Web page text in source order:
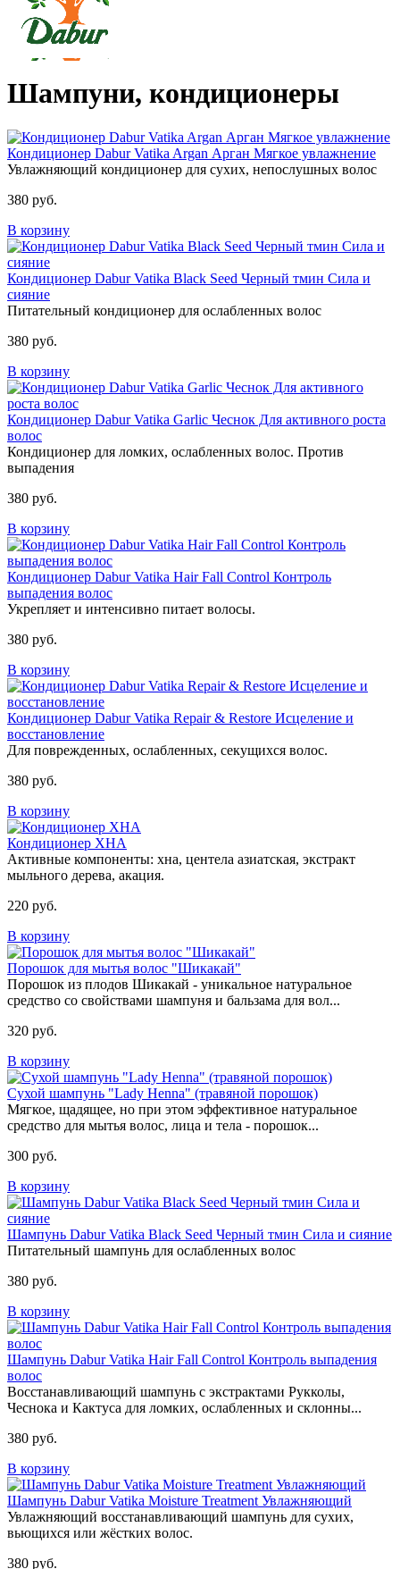
Шампуни, кондиционеры
Кондиционер Dabur Vatika Argan Арган Мягкое увлажнение
Увлажняющий кондиционер для сухих, непослушных волос
380 руб.
В корзину
Кондиционер Dabur Vatika Black Seed Черный тмин Сила и
сияние
Питательный кондиционер для ослабленных волос
380 руб.
В корзину
Кондиционер Dabur Vatika Garlic Чеснок Для активного роста
волос
Кондиционер для ломких, ослабленных волос. Против
выпадения
380 руб.
В корзину
Кондиционер Dabur Vatika Hair Fall Control Контроль
выпадения волос
Укрепляет и интенсивно питает волосы.
380 руб.
В корзину
Кондиционер Dabur Vatika Repair & Restore Исцеление и
восстановление
Для поврежденных, ослабленных, секущихся волос.
380 руб.
В корзину
Кондиционер ХНА
Активные компоненты: хна, центела азиатская, экстракт
мыльного дерева, акация.
220 руб.
В корзину
Порошок для мытья волос "Шикакай"
Порошок из плодов Шикакай - уникальное натуральное
средство со свойствами шампуня и бальзама для вол...
320 руб.
В корзину
Сухой шампунь "Lady Henna" (травяной порошок)
Мягкое, щадящее, но при этом эффективное натуральное
средство для мытья волос, лица и тела - порошок...
300 руб.
В корзину
Шампунь Dabur Vatika Black Seed Черный тмин Сила и сияние
Питательный шампунь для ослабленных волос
380 руб.
В корзину
Шампунь Dabur Vatika Hair Fall Control Контроль выпадения
волос
Восстанавливающий шампунь с экстрактами Рукколы,
Чеснока и Кактуса для ломких, ослабленных и склонны...
380 руб.
В корзину
Шампунь Dabur Vatika Moisture Treatment Увлажняющий
Увлажняющий восстанавливающий шампунь для сухих,
вьющихся или жёстких волос.
380 руб.